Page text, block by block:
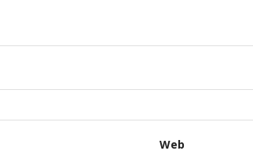
Web